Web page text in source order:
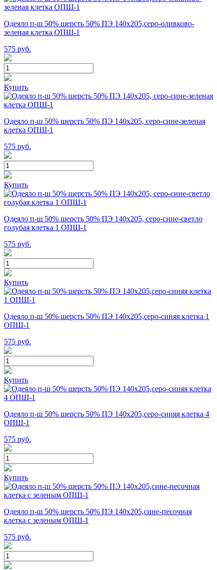
Одеяло п-ш 50% шерсть 50% ПЭ 140х205,серо-оливково-
зеленая клетка ОПШ-1
575 руб.
Купить
Одеяло п-ш 50% шерсть 50% ПЭ 140х205, серо-сине-зеленая
клетка ОПШ-1
575 руб.
Купить
Одеяло п-ш 50% шерсть 50% ПЭ 140х205, серо-сине-светло
голубая клетка 1 ОПШ-1
575 руб.
Купить
Одеяло п-ш 50% шерсть 50% ПЭ 140х205,серо-синяя клетка 1
ОПШ-1
575 руб.
Купить
Одеяло п-ш 50% шерсть 50% ПЭ 140х205,серо-синяя клетка 4
ОПШ-1
575 руб.
Купить
Одеяло п-ш 50% шерсть 50% ПЭ 140х205,сине-песочная
клетка с зеленым ОПШ-1
575 руб.